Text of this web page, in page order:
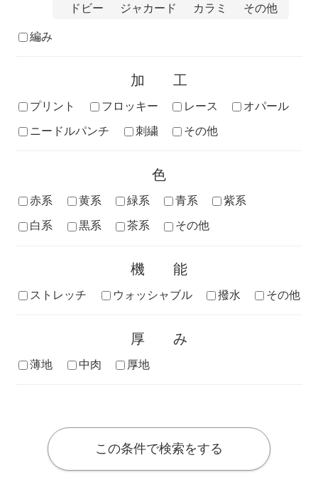
ドビー
ジャカード カラミ その他
編み
加工
プリント フロッキー レース
オパール
ニードルパンチ
刺繍 その他
色
赤系 黄系 緑系 青系
紫系
白系
黒系 茶系 その他
機能
ストレッチ ウォッシャブル 撥水 その他
厚み
薄地 中肉 厚地
この条件で検索をする